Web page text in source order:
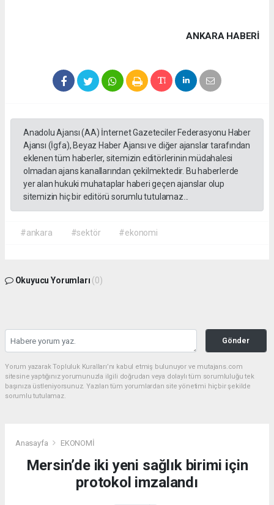
ANKARA HABERİ
Anadolu Ajansı (AA) İnternet Gazeteciler Federasyonu Haber
Ajansı (İgfa), Beyaz Haber Ajansı ve diğer ajanslar tarafından
eklenen tüm haberler, sitemizin editörlerinin müdahalesi
olmadan ajans kanallarından çekilmektedir. Bu haberlerde
yer alan hukuki muhataplar haberi geçen ajanslar olup
sitemizin hiç bir editörü sorumlu tutulamaz...
#ankara #sektör #ekonomi
Okuyucu Yorumları (0)
Gönder
Yorum yazarak Topluluk Kuralları’nı kabul etmiş bulunuyor ve mutajans.com
sitesine yaptığınız yorumunuzla ilgili doğrudan veya dolaylı tüm sorumluluğu tek
başınıza üstleniyorsunuz. Yazılan tüm yorumlardan site yönetimi hiçbir şekilde
sorumlu tutulamaz.
Anasayfa EKONOMİ
Mersin’de iki yeni sağlık birimi için
protokol imzalandı